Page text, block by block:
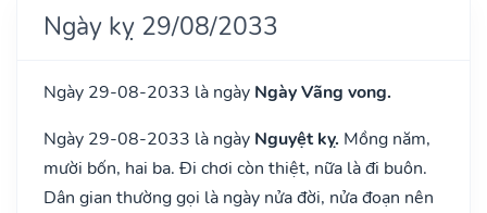
Ngày kỵ 29/08/2033
Ngày 29-08-2033 là ngày Ngày Vãng vong.
Ngày 29-08-2033 là ngày Nguyệt kỵ. Mồng năm,
mười bốn, hai ba. Đi chơi còn thiệt, nữa là đi buôn.
Dân gian thường gọi là ngày nửa đời, nửa đoạn nên